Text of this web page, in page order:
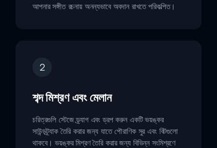
আপনার সঙ্গীত রচনায় অনন্যভাবে অবদান রাখতে পরিকল্পিত।
2
শব্দ মিশ্রণ এবং মেলান
চরিত্রগুলি স্টেজে ড্র্যাগ এবং ড্রপ করুন একটি ভয়ঙ্কর
সাউন্ডট্র্যাক তৈরি করার জন্য যাতে পৌরাণিক সুর এবং বিটগুলো
থাকবে। ভয়ঙ্কর মিশ্রণ তৈরি করার জন্য বিভিন্ন সংমিশ্রণে